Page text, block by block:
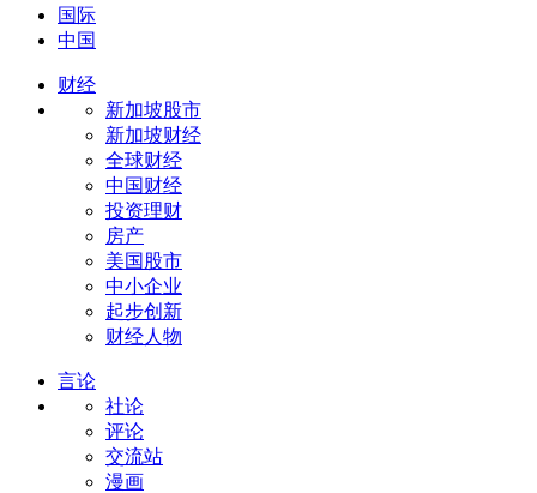
国际
中国
财经
新加坡股市
新加坡财经
全球财经
中国财经
投资理财
房产
美国股市
中小企业
起步创新
财经人物
言论
社论
评论
交流站
漫画